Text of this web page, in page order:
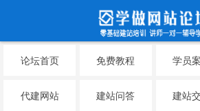
论坛首页 免费教程 学员
代建网站 建站问答 建站